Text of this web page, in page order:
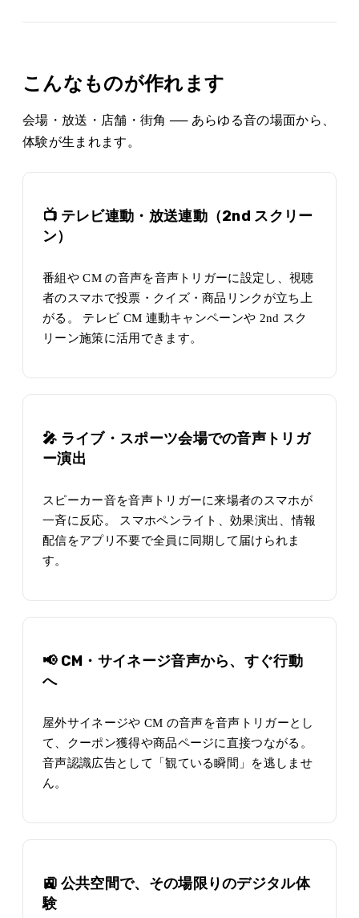
こんなものが作れます
会場・放送・店舗・街角 ── あらゆる音の場面から、
体験が生まれます。
📺 テレビ連動・放送連動（2nd スクリー
ン）
番組や CM の音声を音声トリガーに設定し、視聴
者のスマホで投票・クイズ・商品リンクが立ち上
がる。 テレビ CM 連動キャンペーンや 2nd スク
リーン施策に活用できます。
🎤 ライブ・スポーツ会場での音声トリガ
ー演出
スピーカー音を音声トリガーに来場者のスマホが
一斉に反応。 スマホペンライト、効果演出、情報
配信をアプリ不要で全員に同期して届けられま
す。
📢 CM・サイネージ音声から、すぐ行動
へ
屋外サイネージや CM の音声を音声トリガーとし
て、クーポン獲得や商品ページに直接つながる。
音声認識広告として「観ている瞬間」を逃しませ
ん。
🚉 公共空間で、その場限りのデジタル体
験